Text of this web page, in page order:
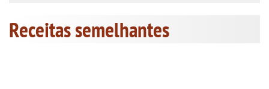
Receitas semelhantes